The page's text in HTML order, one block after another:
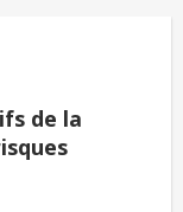
de la